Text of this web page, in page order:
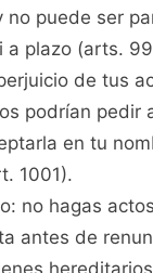
no puede ser
a plazo (arts.
de tus
podrían pedir
en tu
1001).
no hagas
antes de